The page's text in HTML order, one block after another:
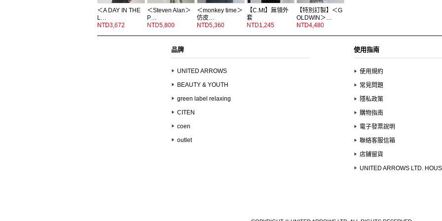
＜A DAY IN THE
L…
NTD3,672
＜Steven Alan＞
P…
NTD5,800
＜monkey time＞
仿皮…
NTD5,360
【C.Mt】無領外
套
NTD1,245
【特別訂製】＜G
OLDWIN＞…
NTD4,480
品牌
UNITED ARROWS
BEAUTY & YOUTH
green label relaxing
CITEN
coen
outlet
使用指南
使用規約
常見問題
隱私政策
購物指南
電子發票說明
聯絡客服信箱
店鋪留貨
UNITED ARROWS LTD.